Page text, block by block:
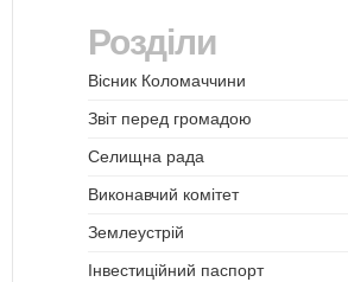
Розділи
Вісник Коломаччини
Звіт перед громадою
Селищна рада
Виконавчий комітет
Землеустрій
Інвестиційний паспорт